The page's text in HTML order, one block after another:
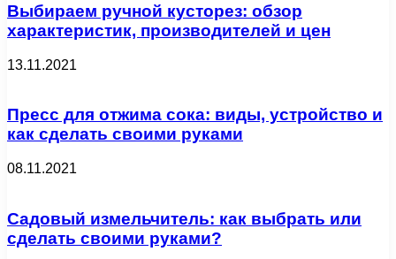
Выбираем ручной кусторез: обзор
характеристик, производителей и цен
13.11.2021
Пресс для отжима сока: виды, устройство и
как сделать своими руками
08.11.2021
Садовый измельчитель: как выбрать или
сделать своими руками?